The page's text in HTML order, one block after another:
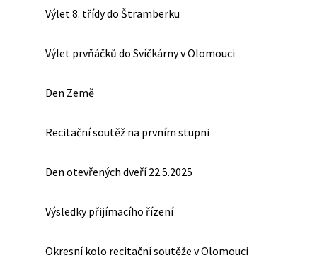
Výlet 8. třídy do Štramberku
Výlet prvňáčků do Svíčkárny v Olomouci
Den Země
Recitační soutěž na prvním stupni
Den otevřených dveří 22.5.2025
Výsledky přijímacího řízení
Okresní kolo recitační soutěže v Olomouci